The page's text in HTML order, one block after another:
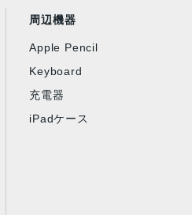
周辺機器
Apple Pencil
Keyboard
充電器
iPadケース